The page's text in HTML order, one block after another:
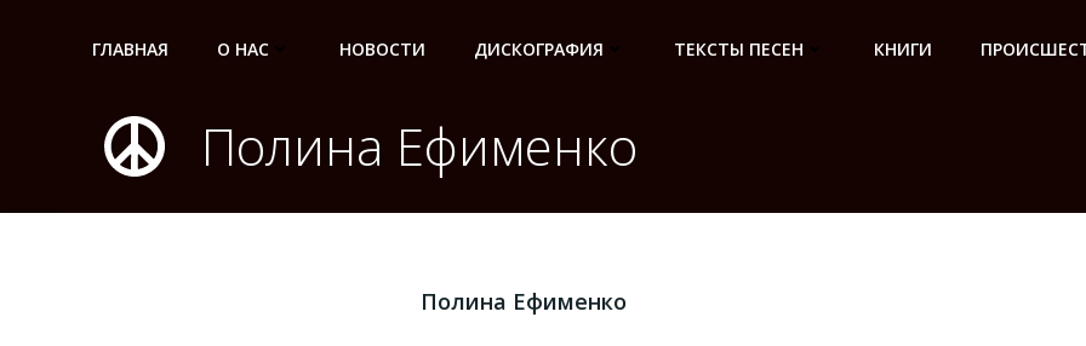
ГЛАВНАЯ О НАС НОВОСТИ ДИСКОГРАФИЯ ТЕКСТЫ ПЕСЕН КНИГИ
Полина Ефименко
Полина Ефименко